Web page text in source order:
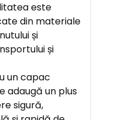
este
din materiale
și
și
un capac
adaugă un plus
sigură,